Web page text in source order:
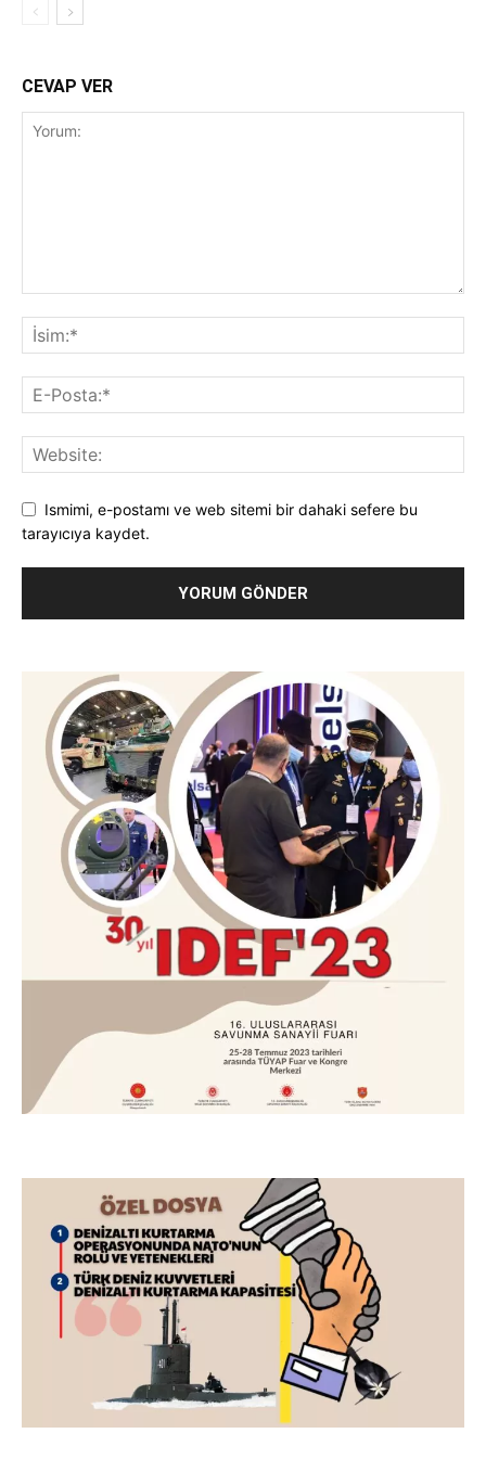
CEVAP VER
Ismimi, e-postamı ve web sitemi bir dahaki sefere bu
tarayıcıya kaydet.